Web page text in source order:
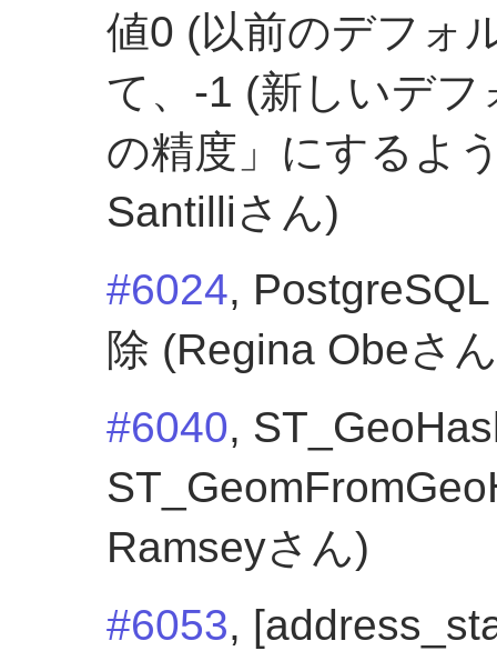
値0 (以前のデフォ
て、-1 (新しいデ
の精度」にするよ
Santilliさん)
#6024,
除 (Regina Obeさ
#6040,
Ramseyさん)
#6053,